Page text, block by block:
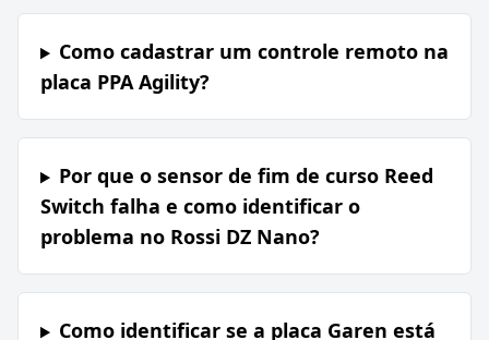
Como cadastrar um controle remoto na
placa PPA Agility?
Por que o sensor de fim de curso Reed
Switch falha e como identificar o
problema no Rossi DZ Nano?
Como identificar se a placa Garen está